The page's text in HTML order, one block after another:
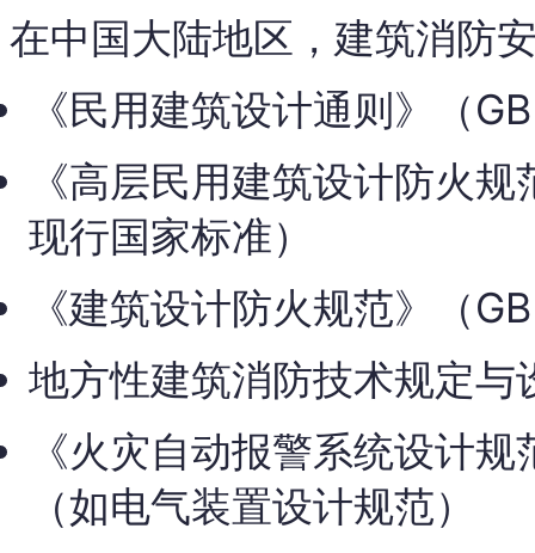
在中国大陆地区，建筑消防
《民用建筑设计通则》（
《高层民用建筑设计防火
现行国家标准）
《建筑设计防火规范》（
地方性建筑消防技术规定与
《火灾自动报警系统设计
（如电气装置设计规范）